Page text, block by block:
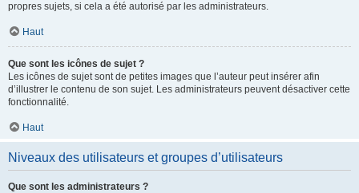
propres sujets, si cela a été autorisé par les administrateurs.
Haut
Que sont les icônes de sujet ?
Les icônes de sujet sont de petites images que l’auteur peut insérer afin
d’illustrer le contenu de son sujet. Les administrateurs peuvent désactiver cette
fonctionnalité.
Haut
Niveaux des utilisateurs et groupes d’utilisateurs
Que sont les administrateurs ?